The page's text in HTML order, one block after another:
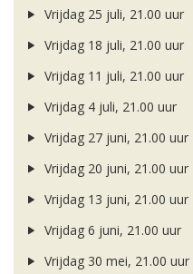
Vrijdag 25 juli, 21.00 uur
Vrijdag 18 juli, 21.00 uur
Vrijdag 11 juli, 21.00 uur
Vrijdag 4 juli, 21.00 uur
Vrijdag 27 juni, 21.00 uur
Vrijdag 20 juni, 21.00 uur
Vrijdag 13 juni, 21.00 uur
Vrijdag 6 juni, 21.00 uur
Vrijdag 30 mei, 21.00 uur